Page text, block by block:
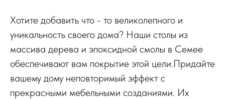
Хотите добавить что - то великолепного и
уникальность своего дома? Наши столы из
массива дерева и эпоксидной смолы в Семее
обеспечивают вам покрытие этой цели.Придайте
вашему дому неповторимый эффект с
прекрасными мебельными созданиями. Их